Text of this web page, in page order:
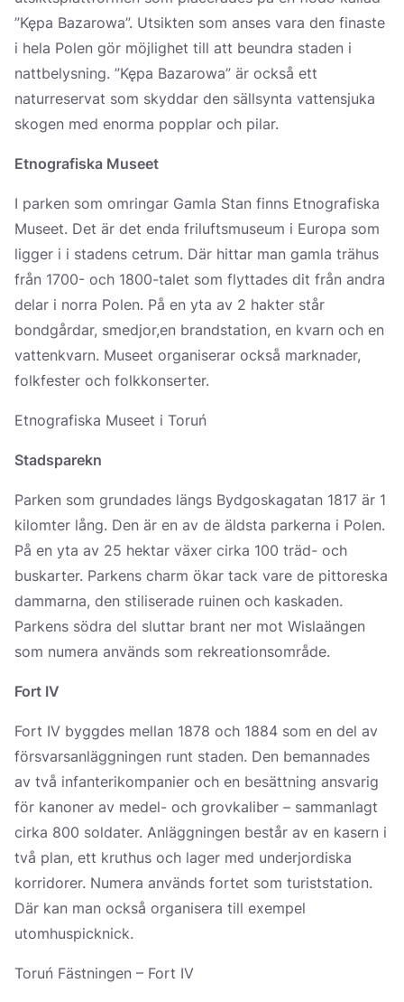
”Kępa Bazarowa”. Utsikten som anses vara den finaste
i hela Polen gör möjlighet till att beundra staden i
nattbelysning. ”Kępa Bazarowa” är också ett
naturreservat som skyddar den sällsynta vattensjuka
skogen med enorma popplar och pilar.
Etnografiska Museet
I parken som omringar Gamla Stan finns Etnografiska
Museet. Det är det enda friluftsmuseum i Europa som
ligger i i stadens cetrum. Där hittar man gamla trähus
från 1700- och 1800-talet som flyttades dit från andra
delar i norra Polen. På en yta av 2 hakter står
bondgårdar, smedjor,en brandstation, en kvarn och en
vattenkvarn. Museet organiserar också marknader,
folkfester och folkkonserter.
Etnografiska Museet i Toruń
Stadsparekn
Parken som grundades längs Bydgoskagatan 1817 är 1
kilomter lång. Den är en av de äldsta parkerna i Polen.
På en yta av 25 hektar växer cirka 100 träd- och
buskarter. Parkens charm ökar tack vare de pittoreska
dammarna, den stiliserade ruinen och kaskaden.
Parkens södra del sluttar brant ner mot Wislaängen
som numera används som rekreationsområde.
Fort IV
Fort IV byggdes mellan 1878 och 1884 som en del av
försvarsanläggningen runt staden. Den bemannades
av två infanterikompanier och en besättning ansvarig
för kanoner av medel- och grovkaliber – sammanlagt
cirka 800 soldater. Anläggningen består av en kasern i
två plan, ett kruthus och lager med underjordiska
korridorer. Numera används fortet som turiststation.
Där kan man också organisera till exempel
utomhuspicknick.
Toruń Fästningen – Fort IV